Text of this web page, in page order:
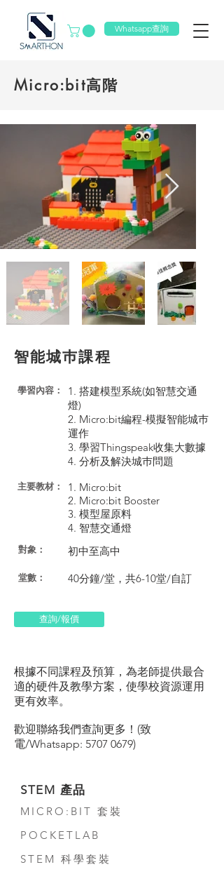
Whatsapp查詢
Micro:bit高階
智能城巿課程
學習內容：
1. 搭建模型系統(如智慧交通
燈)
2. Micro:bit編程-模擬智能城巿
運作
3. 學習Thingspeak收集大數據
4. 分析及解決城巿問題
​主要教材：
1. Micro:bit
2. Micro:bit Booster
3. 模型屋原料
4. 智慧交通燈
對象： 初中至高中
​堂數： 40分鐘/堂，共6-10堂/自訂
查詢/報價
根據不同課程及預算，為老師提供最合
適的硬件及教學方案，使學校資源運用
更有效率。
歡迎聯絡我們查詢更多！(致
電/Whatsapp: 5707 0679)
STEM 產品
MICRO:BIT 套裝
POCKETLAB
STEM 科學套裝